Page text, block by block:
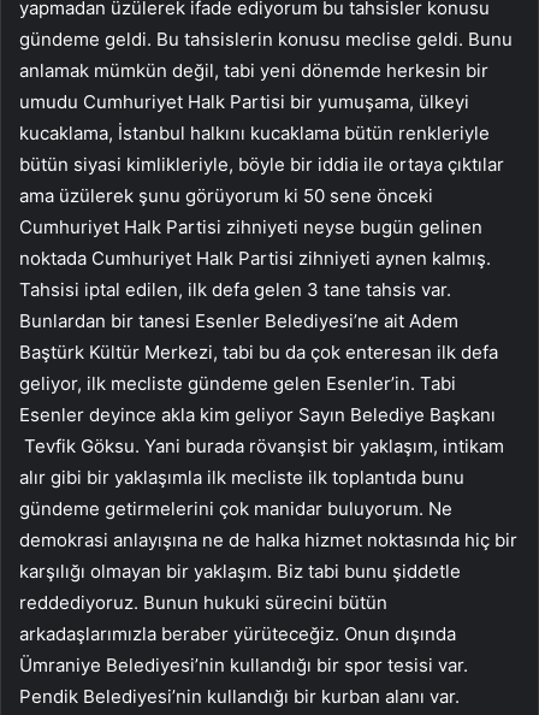
yapmadan üzülerek ifade ediyorum bu tahsisler konusu
gündeme geldi. Bu tahsislerin konusu meclise geldi. Bunu
anlamak mümkün değil, tabi yeni dönemde herkesin bir
umudu Cumhuriyet Halk Partisi bir yumuşama, ülkeyi
kucaklama, İstanbul halkını kucaklama bütün renkleriyle
bütün siyasi kimlikleriyle, böyle bir iddia ile ortaya çıktılar
ama üzülerek şunu görüyorum ki 50 sene önceki
Cumhuriyet Halk Partisi zihniyeti neyse bugün gelinen
noktada Cumhuriyet Halk Partisi zihniyeti aynen kalmış.
Tahsisi iptal edilen, ilk defa gelen 3 tane tahsis var.
Bunlardan bir tanesi Esenler Belediyesi’ne ait Adem
Baştürk Kültür Merkezi, tabi bu da çok enteresan ilk defa
geliyor, ilk mecliste gündeme gelen Esenler’in. Tabi
Esenler deyince akla kim geliyor Sayın Belediye Başkanı
Tevfik Göksu. Yani burada rövanşist bir yaklaşım, intikam
alır gibi bir yaklaşımla ilk mecliste ilk toplantıda bunu
gündeme getirmelerini çok manidar buluyorum. Ne
demokrasi anlayışına ne de halka hizmet noktasında hiç bir
karşılığı olmayan bir yaklaşım. Biz tabi bunu şiddetle
reddediyoruz. Bunun hukuki sürecini bütün
arkadaşlarımızla beraber yürüteceğiz. Onun dışında
Ümraniye Belediyesi’nin kullandığı bir spor tesisi var.
Pendik Belediyesi’nin kullandığı bir kurban alanı var.